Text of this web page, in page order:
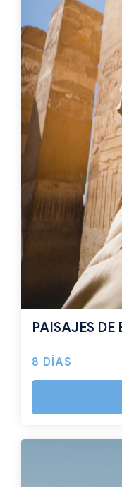
PAISAJES DE
8 DÍAS